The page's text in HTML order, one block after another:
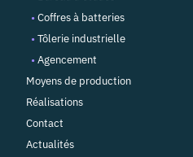
•Coffres à batteries
•Tôlerie industrielle
•Agencement
Moyens de production
Réalisations
Contact
Actualités